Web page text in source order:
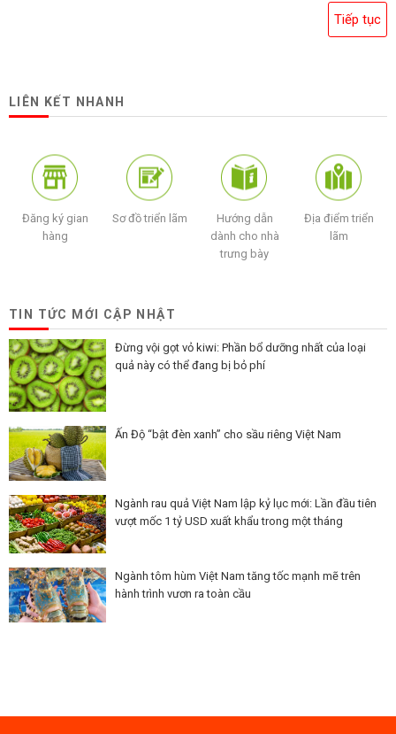
LIÊN KẾT NHANH
Đăng ký gian
hàng
Sơ đồ triển lãm
Hướng dẫn
dành cho nhà
trưng bày
Địa điểm triển
lãm
TIN TỨC MỚI CẬP NHẬT
Đừng vội gọt vỏ kiwi: Phần bổ dưỡng nhất của loại
quả này có thể đang bị bỏ phí
Ấn Độ “bật đèn xanh” cho sầu riêng Việt Nam
Ngành rau quả Việt Nam lập kỷ lục mới: Lần đầu tiên
vượt mốc 1 tỷ USD xuất khẩu trong một tháng
Ngành tôm hùm Việt Nam tăng tốc mạnh mẽ trên
hành trình vươn ra toàn cầu